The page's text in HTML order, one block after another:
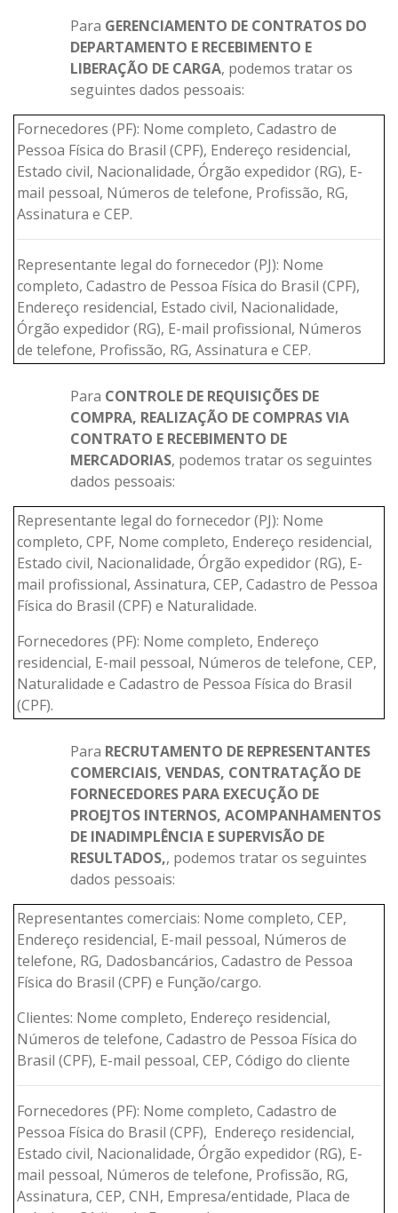
Para GERENCIAMENTO DE CONTRATOS DO
DEPARTAMENTO E RECEBIMENTO E
LIBERAÇÃO DE CARGA, podemos tratar os
seguintes dados pessoais:
Fornecedores (PF): Nome completo, Cadastro de
Pessoa Física do Brasil (CPF), Endereço residencial,
Estado civil, Nacionalidade, Órgão expedidor (RG), E-
mail pessoal, Números de telefone, Profissão, RG,
Assinatura e CEP.
Representante legal do fornecedor (PJ): Nome
completo, Cadastro de Pessoa Física do Brasil (CPF),
Endereço residencial, Estado civil, Nacionalidade,
Órgão expedidor (RG), E-mail profissional, Números
de telefone, Profissão, RG, Assinatura e CEP.
Para CONTROLE DE REQUISIÇÕES DE
COMPRA, REALIZAÇÃO DE COMPRAS VIA
CONTRATO E RECEBIMENTO DE
MERCADORIAS, podemos tratar os seguintes
dados pessoais:
Representante legal do fornecedor (PJ): Nome
completo, CPF, Nome completo, Endereço residencial,
Estado civil, Nacionalidade, Órgão expedidor (RG), E-
mail profissional, Assinatura, CEP, Cadastro de Pessoa
Física do Brasil (CPF) e Naturalidade.
Fornecedores (PF): Nome completo, Endereço
residencial, E-mail pessoal, Números de telefone, CEP,
Naturalidade e Cadastro de Pessoa Física do Brasil
(CPF).
Para RECRUTAMENTO DE REPRESENTANTES
COMERCIAIS, VENDAS, CONTRATAÇÃO DE
FORNECEDORES PARA EXECUÇÃO DE
PROEJTOS INTERNOS, ACOMPANHAMENTOS
DE INADIMPLÊNCIA E SUPERVISÃO DE
RESULTADOS,, podemos tratar os seguintes
dados pessoais:
Representantes comerciais: Nome completo, CEP,
Endereço residencial, E-mail pessoal, Números de
telefone, RG, Dadosbancários, Cadastro de Pessoa
Física do Brasil (CPF) e Função/cargo.
Clientes: Nome completo, Endereço residencial,
Números de telefone, Cadastro de Pessoa Física do
Brasil (CPF), E-mail pessoal, CEP, Código do cliente
Fornecedores (PF): Nome completo, Cadastro de
Pessoa Física do Brasil (CPF), Endereço residencial,
Estado civil, Nacionalidade, Órgão expedidor (RG), E-
mail pessoal, Números de telefone, Profissão, RG,
Assinatura, CEP, CNH, Empresa/entidade, Placa de